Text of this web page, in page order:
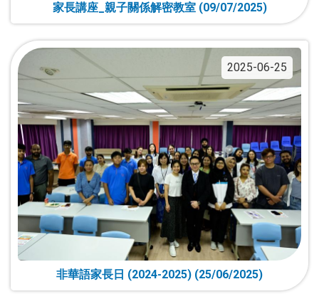
家長講座_親子關係解密教室 (09/07/2025)
2025-06-25
非華語家長日 (2024-2025) (25/06/2025)